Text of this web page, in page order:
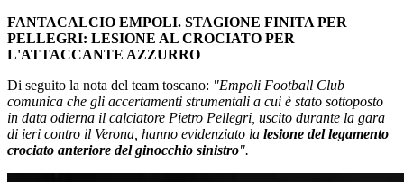
FANTACALCIO EMPOLI. STAGIONE FINITA PER
PELLEGRI: LESIONE AL CROCIATO PER
L'ATTACCANTE AZZURRO
Di seguito la nota del team toscano: "Empoli Football Club
comunica che gli accertamenti strumentali a cui è stato sottoposto
in data odierna il calciatore Pietro Pellegri, uscito durante la gara
di ieri contro il Verona, hanno evidenziato la lesione del legamento
crociato anteriore del ginocchio sinistro".